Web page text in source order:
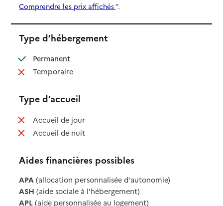
Comprendre les prix affichés”.
Type d’hébergement
Permanent: disponible
Temporaire: non disponible
Type d’accueil
Accueil de jour: non disponible
Accueil de nuit: non disponible
Aides financières possibles
APA (allocation personnalisée d'autonomie)
ASH (aide sociale à l'hébergement)
APL (aide personnalisée au logement)